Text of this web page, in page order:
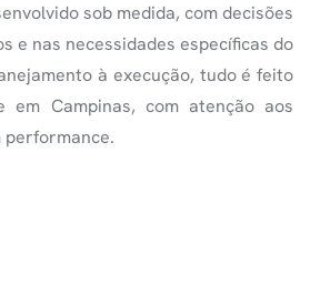
sob medida, com decisões
e nas necessidades específicas do
à execução, tudo é feito
em Campinas, com atenção aos
performance.